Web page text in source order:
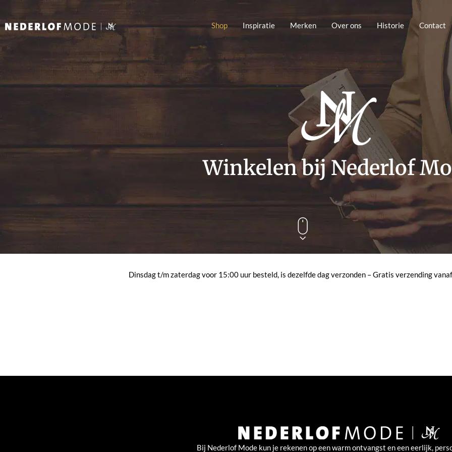
Shop Inspiratie Merken Over ons Historie Contact
Winkelen bij Nederlof
Dinsdag t/m zaterdag voor 15:00 uur besteld, is dezelfde dag verzonden – Gratis verzending
Bij Nederlof Mode kun je rekenen op een warm ontvangst en een eerlijk,